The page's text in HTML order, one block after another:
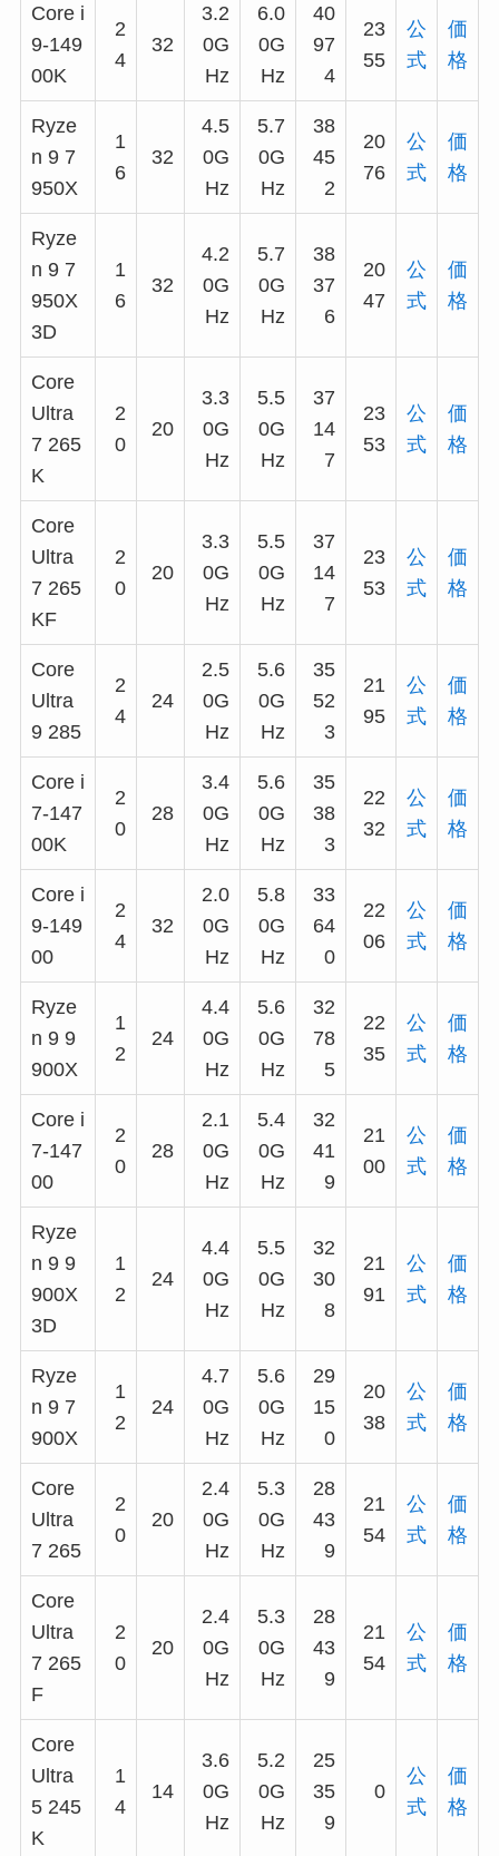
Core i
9-149
00K
2
4
32
3.2
0G
Hz
6.0
0G
Hz
40
97
4
23
55
公
式
価
格
Ryze
n 9 7
950X
1
6
32
4.5
0G
Hz
5.7
0G
Hz
38
45
2
20
76
公
式
価
格
Ryze
n 9 7
950X
3D
1
6
32
4.2
0G
Hz
5.7
0G
Hz
38
37
6
20
47
公
式
価
格
Core
Ultra
7 265
K
2
0
20
3.3
0G
Hz
5.5
0G
Hz
37
14
7
23
53
公
式
価
格
Core
Ultra
7 265
KF
2
0
20
3.3
0G
Hz
5.5
0G
Hz
37
14
7
23
53
公
式
価
格
Core
Ultra
9 285
2
4
24
2.5
0G
Hz
5.6
0G
Hz
35
52
3
21
95
公
式
価
格
Core i
7-147
00K
2
0
28
3.4
0G
Hz
5.6
0G
Hz
35
38
3
22
32
公
式
価
格
Core i
9-149
00
2
4
32
2.0
0G
Hz
5.8
0G
Hz
33
64
0
22
06
公
式
価
格
Ryze
n 9 9
900X
1
2
24
4.4
0G
Hz
5.6
0G
Hz
32
78
5
22
35
公
式
価
格
Core i
7-147
00
2
0
28
2.1
0G
Hz
5.4
0G
Hz
32
41
9
21
00
公
式
価
格
Ryze
n 9 9
900X
3D
1
2
24
4.4
0G
Hz
5.5
0G
Hz
32
30
8
21
91
公
式
価
格
Ryze
n 9 7
900X
1
2
24
4.7
0G
Hz
5.6
0G
Hz
29
15
0
20
38
公
式
価
格
Core
Ultra
7 265
2
0
20
2.4
0G
Hz
5.3
0G
Hz
28
43
9
21
54
公
式
価
格
Core
Ultra
7 265
F
2
0
20
2.4
0G
Hz
5.3
0G
Hz
28
43
9
21
54
公
式
価
格
Core
Ultra
5 245
K
1
4
14
3.6
0G
Hz
5.2
0G
Hz
25
35
9
0
公
式
価
格